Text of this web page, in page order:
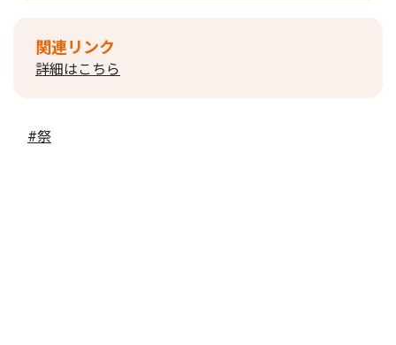
関連リンク
詳細はこちら
#祭